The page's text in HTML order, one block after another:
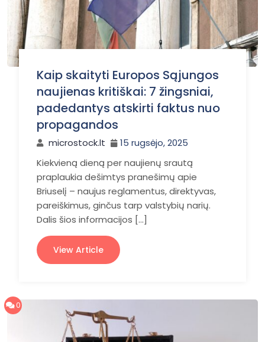
Kaip skaityti Europos Sąjungos
naujienas kritiškai: 7 žingsniai,
padedantys atskirti faktus nuo
propagandos
microstock.lt
15 rugsėjo, 2025
Kiekvieną dieną per naujienų srautą
praplaukia dešimtys pranešimų apie
Briuselį – naujus reglamentus, direktyvas,
pareiškimus, ginčus tarp valstybių narių.
Dalis šios informacijos […]
View Article
0